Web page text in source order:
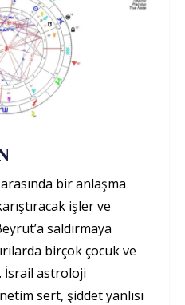
bir anlaşma
işler ve
saldırmaya
birçok çocuk ve
İsrail astroloji
sert, şiddet yanlısı